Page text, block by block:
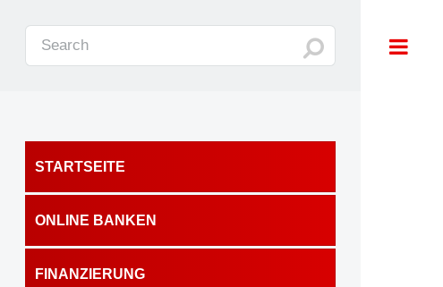
STARTSEITE
ONLINE BANKEN
FINANZIERUNG